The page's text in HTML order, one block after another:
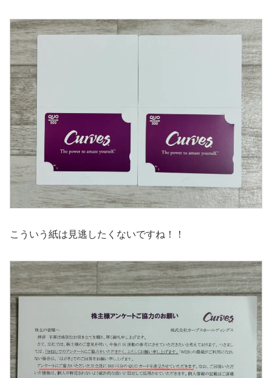
こういう紙は見逃したくないですね！！